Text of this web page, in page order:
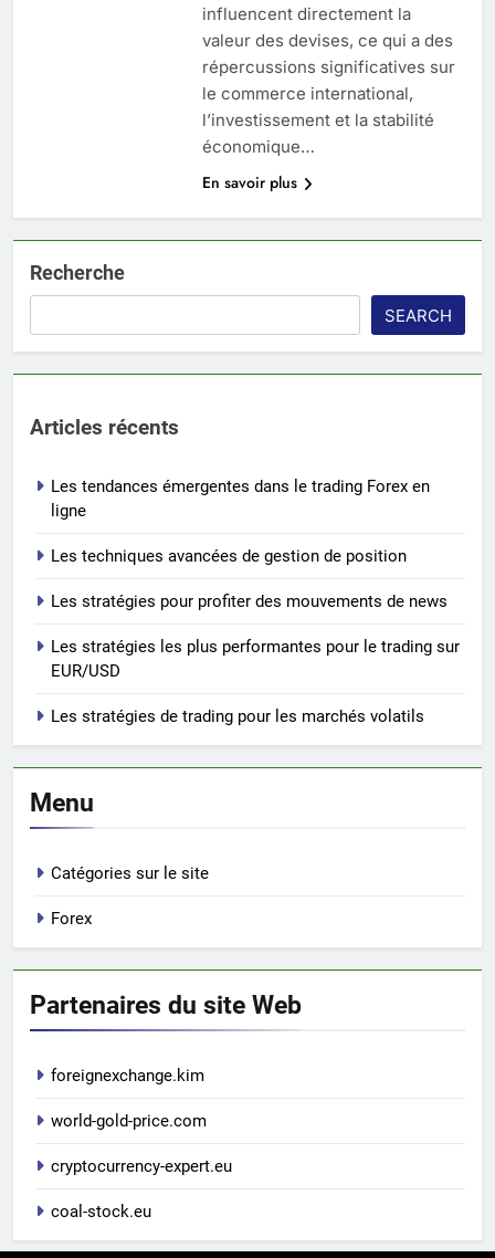
influencent directement la
valeur des devises, ce qui a des
répercussions significatives sur
le commerce international,
l’investissement et la stabilité
économique…
En savoir plus
Recherche
SEARCH
Articles récents
Les tendances émergentes dans le trading Forex en
ligne
Les techniques avancées de gestion de position
Les stratégies pour profiter des mouvements de news
Les stratégies les plus performantes pour le trading sur
EUR/USD
Les stratégies de trading pour les marchés volatils
Menu
Catégories sur le site
Forex
Partenaires du site Web
foreignexchange.kim
world-gold-price.com
cryptocurrency-expert.eu
coal-stock.eu